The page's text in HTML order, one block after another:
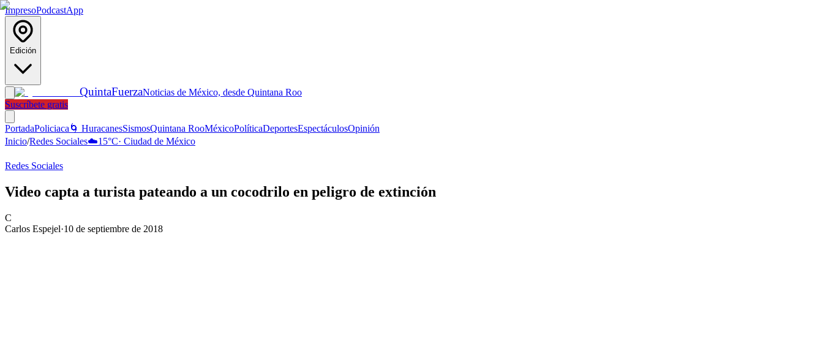
ImpresoPodcastApp
Edición
QuintaFuerzaNoticias de México, desde Quintana Roo
Suscríbete gratis
PortadaPoliciaca 🌀 HuracanesSismosQuintana RooMéxicoPolíticaDeportesEspectáculosOpinión
Inicio/Redes Sociales☁️15°C· Ciudad de México
Redes Sociales
Video capta a turista pateando a un cocodrilo en peligro de extinción
C
Carlos Espejel·10 de septiembre de 2018